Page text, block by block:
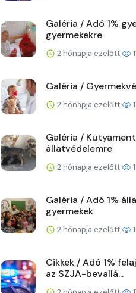
Galéria / Adó 1%
gyermekekre
2 hónapja ezelőtt
Galéria /
2 hónapja ezelőtt
Galéria /
állatvédelemre
2 hónapja ezelőtt
Galéria / Adó 1%
gyermekek
2 hónapja ezelőtt
Cikkek / Adó 1%
az SZJA-bevallá...